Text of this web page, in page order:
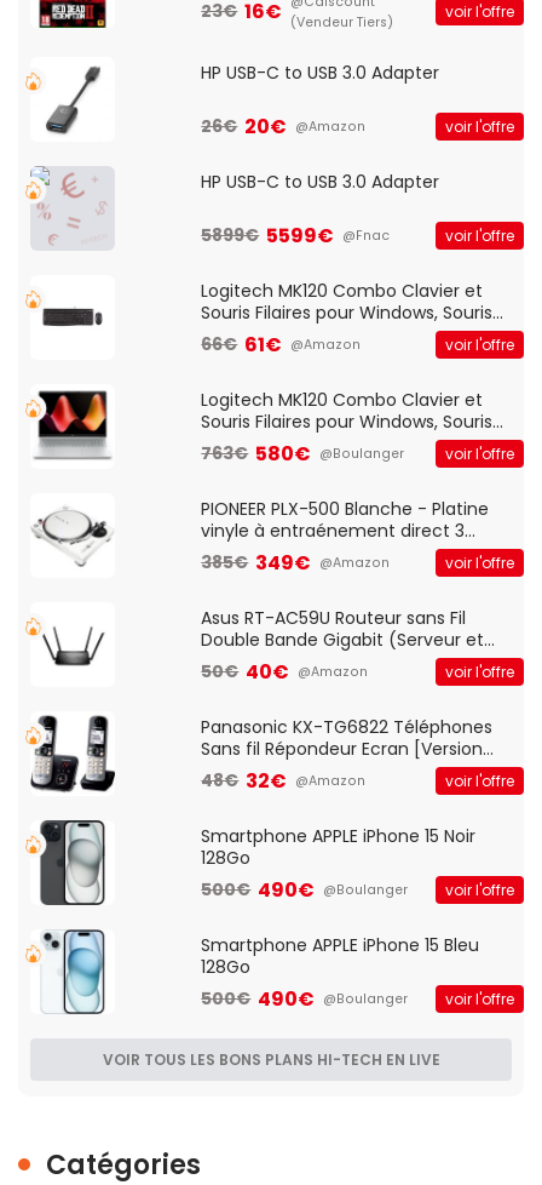
23€ 16€ (Vendeur Tiers)
voir l'offre
HP USB-C to USB 3.0 Adapter
26€ 20€ @Amazon voir l'offre
HP USB-C to USB 3.0 Adapter
5899€ 5599€ @Fnac voir l'offre
Logitech MK120 Combo Clavier et
Souris Filaires pour Windows, Souris
Optique Filaire, Connexion USB Plug
And Play, Confortable, Taille
QWERTY UK - Noir
66€ 61€ @Amazon voir l'offre
Logitech MK120 Combo Clavier et
Souris Filaires pour Windows, Souris
Optique Filaire, Connexion USB Plug
And Play, Confortable, Taille
QWERTY UK - Noir
763€ 580€ @Boulanger voir l'offre
PIONEER PLX-500 Blanche - Platine
vinyle à entraénement direct 3
vitesses (33-45-78 trs/min) avec
pre-ampli intégré et port USB
385€ 349€ @Amazon voir l'offre
Asus RT-AC59U Routeur sans Fil
Double Bande Gigabit (Serveur et
Client VPN, Triple Vlan, Mode Point
d'accès et Bridge, contrôle Parental,
50€ 40€ @Amazon voir l'offre
Panasonic KX-TG6822 Téléphones
Sans fil Répondeur Ecran [Version
Française]
48€ 32€ @Amazon voir l'offre
Smartphone APPLE iPhone 15 Noir
128Go
500€ 490€ @Boulanger voir l'offre
Smartphone APPLE iPhone 15 Bleu
128Go
500€ 490€ @Boulanger voir l'offre
VOIR TOUS LES BONS PLANS HI-TECH EN LIVE
Catégories